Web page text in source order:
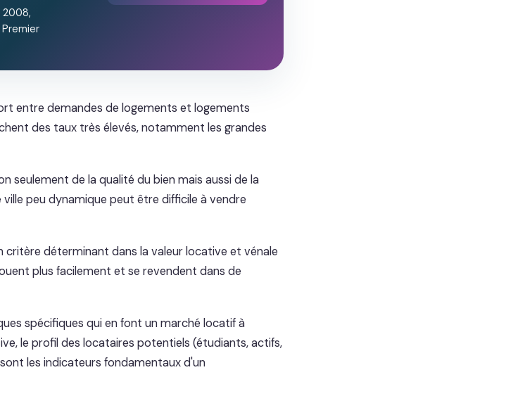
2008,
entre demandes de logements et logements
des taux très élevés, notamment les grandes
seulement de la qualité du bien mais aussi de la
ville peu dynamique peut être difficile à vendre
déterminant dans la valeur locative et vénale
plus facilement et se revendent dans de
spécifiques qui en font un marché locatif à
le profil des locataires potentiels (étudiants, actifs,
les indicateurs fondamentaux d'un